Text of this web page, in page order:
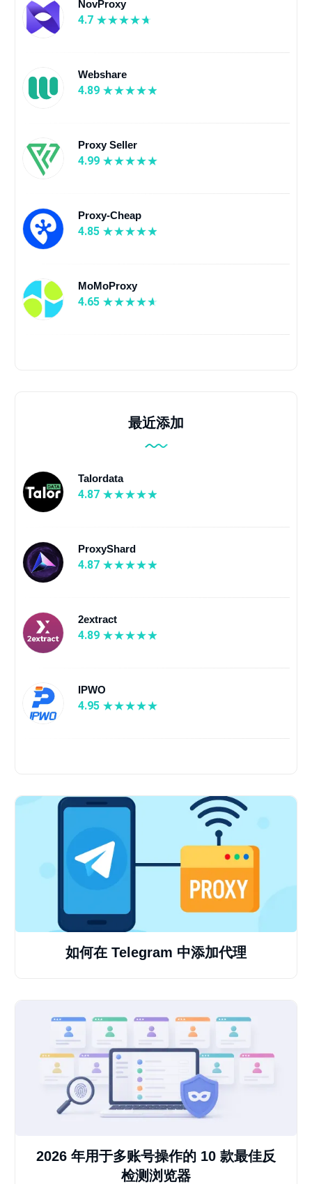
NovProxy
4.7
Webshare
4.89
Proxy Seller
4.99
Proxy-Cheap
4.85
MoMoProxy
4.65
最近添加
Talordata
4.87
ProxyShard
4.87
2extract
4.89
IPWO
4.95
如何在 Telegram 中添加代理
2026 年用于多账号操作的 10 款最佳反
检测浏览器